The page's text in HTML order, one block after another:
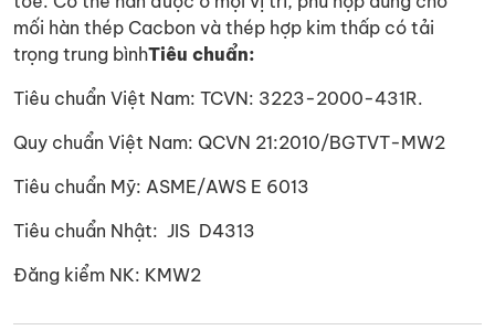
mối hàn thép Cacbon và thép hợp kim thấp có tải
trọng trung bìnhTiêu chuẩn:
Tiêu chuẩn Việt Nam: TCVN: 3223-2000-431R.
Quy chuẩn Việt Nam: QCVN 21:2010/BGTVT-MW2
Tiêu chuẩn Mỹ: ASME/AWS E 6013
Tiêu chuẩn Nhật: JIS D4313
Đăng kiểm NK: KMW2